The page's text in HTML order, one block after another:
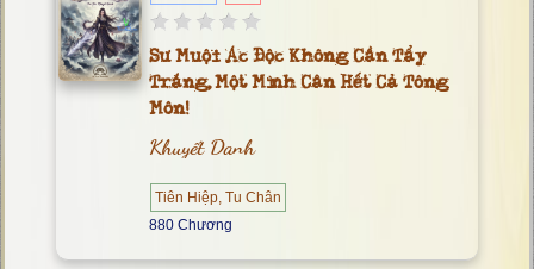
Sư Muội Ác Độc Không Cần Tẩy
Trắng, Một Mình Cân Hết Cả Tông
Môn!
Khuyết Danh
Tiên Hiệp, Tu Chân
880 Chương